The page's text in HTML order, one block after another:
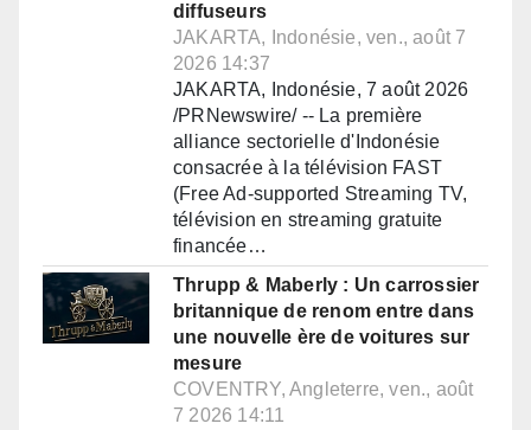
diffuseurs
JAKARTA, Indonésie, ven., août 7
2026 14:37
JAKARTA, Indonésie, 7 août 2026
/PRNewswire/ -- La première
alliance sectorielle d'Indonésie
consacrée à la télévision FAST
(Free Ad-supported Streaming TV,
télévision en streaming gratuite
financée…
Thrupp & Maberly : Un carrossier
britannique de renom entre dans
une nouvelle ère de voitures sur
mesure
COVENTRY, Angleterre, ven., août
7 2026 14:11